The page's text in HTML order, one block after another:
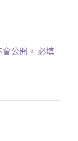
公開。 必填